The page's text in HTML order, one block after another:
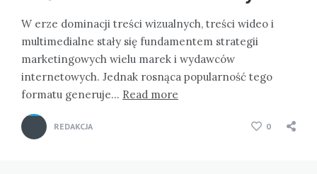
W erze dominacji treści wizualnych, treści wideo i
multimedialne stały się fundamentem strategii
marketingowych wielu marek i wydawców
internetowych. Jednak rosnąca popularność tego
formatu generuje… Read more
REDAKCJA 0